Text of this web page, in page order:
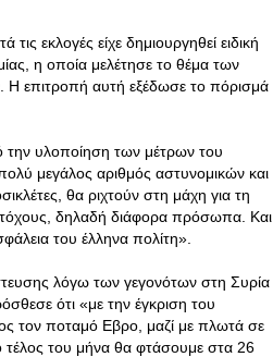
εκλογές είχε δημιουργηθεί ειδική
η οποία μελέτησε το θέμα των
Η επιτροπή αυτή εξέδωσε το πόρισμά
υλοποίηση των μέτρων του
μεγάλος αριθμός αστυνομικών και
θα ριχτούν στη μάχη για τη
δηλαδή διάφορα πρόσωπα. Και
του έλληνα πολίτη».
λόγω των γεγονότων στη Συρία
ότι «με την έγκριση του
τον ποταμό Εβρο, μαζί με πλωτά σε
τέλος του μήνα θα φτάσουμε στα 26